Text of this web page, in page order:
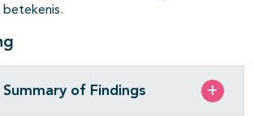
Summary of Findings